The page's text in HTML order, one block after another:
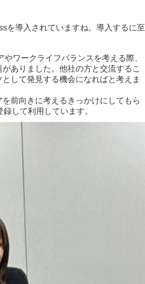
を導入されていますね。導入するに至
ワークライフバランスを考える際、
ありました。他社の方と交流するこ
して発見する機会になればと考えま
前向きに考えるきっかけにしてもら
して利用しています。